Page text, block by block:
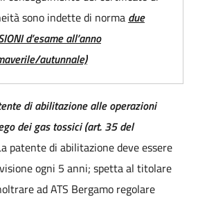
sono indette di norma due
d’esame all’anno
autunnale)
di abilitazione alle operazioni
dei gas tossici (art. 35 del
patente di abilitazione deve essere
ogni 5 anni; spetta al titolare
ad ATS Bergamo regolare